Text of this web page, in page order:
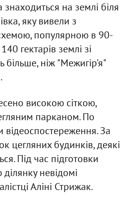
на землі біля
яку вивели з
популярною в 90-
гектарів землі зі
більше, ніж "Межигір'я"
високою сіткою,
парканом. По
відеоспостереження. За
цегляних будинків, деякі
Під час підготовки
невідомі
Аліні Стрижак.